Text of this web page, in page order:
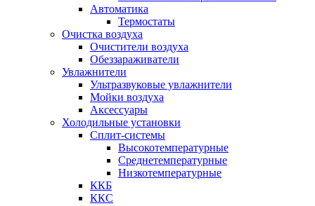
Автоматика
Термостаты
Очистка воздуха
Очистители воздуха
Обеззараживатели
Увлажнители
Ультразвуковые увлажнители
Мойки воздуха
Аксессуары
Холодильные установки
Сплит-системы
Высокотемпературные
Среднетемпературные
Низкотемпературные
ККБ
ККС